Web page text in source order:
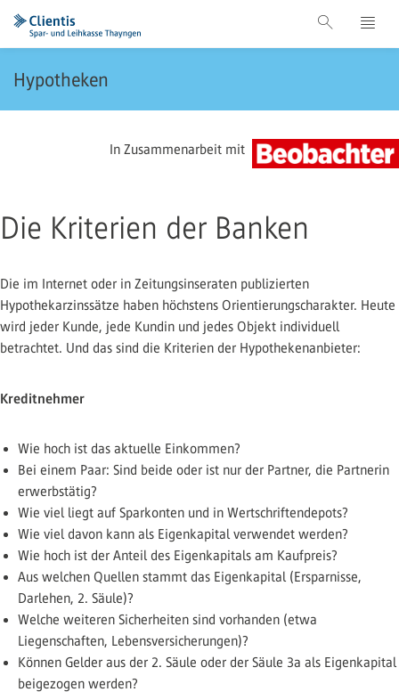
Hypotheken
In Zusammenarbeit mit
Die Kriterien der Banken
Die im Internet oder in Zeitungsinseraten publizierten
Hypothekarzinssätze haben höchstens Orientierungscharakter. Heute
wird jeder Kunde, jede Kundin und jedes Objekt individuell
betrachtet. Und das sind die Kriterien der Hypothekenanbieter:
Kreditnehmer
Wie hoch ist das aktuelle Einkommen?
Bei einem Paar: Sind beide oder ist nur der Partner, die Partnerin
erwerbstätig?
Wie viel liegt auf Sparkonten und in Wertschriftendepots?
Wie viel davon kann als Eigenkapital verwendet werden?
Wie hoch ist der Anteil des Eigenkapitals am Kaufpreis?
Aus welchen Quellen stammt das Eigenkapital (Ersparnisse,
Darlehen, 2. Säule)?
Welche weiteren Sicherheiten sind vorhanden (etwa
Liegenschaften, Lebensversicherungen)?
Können Gelder aus der 2. Säule oder der Säule 3a als Eigenkapital
beigezogen werden?